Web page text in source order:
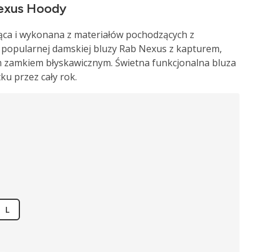
Hoody
i wykonana z materiałów pochodzących z
damskiej bluzy Rab Nexus z kapturem,
błyskawicznym. Świetna funkcjonalna bluza
przez cały rok.
L